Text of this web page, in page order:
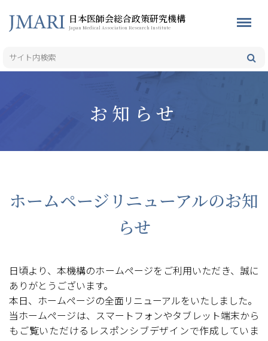
日本医師会総合政策研究機構
Japan Medical Association Research Institute
お知らせ
ホームページリニューアルのお知
らせ
日頃より、本機構のホームページをご利用いただき、誠に
ありがとうございます。
本日、ホームページの全面リニューアルをいたしました。
当ホームページは、スマートフォンやタブレット端末から
もご覧いただけるレスポンシブデザインで作成していま